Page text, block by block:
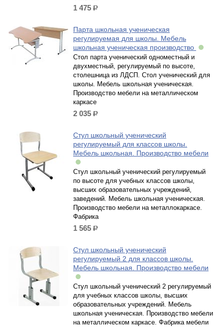
1 475 р.
Парта школьная ученическая
регулируемая для школы. Мебель
школьная ученическая производство
Стол парта ученический одноместный и
двухместный, регулируемый по высоте,
столешница из ЛДСП. Стол ученический для
школы. Мебель школьная ученическая.
Производство мебели на металлическом
каркасе
2 035 р.
Стул школьный ученический
регулируемый для классов школы.
Мебель школьная. Производство мебели
Стул школьный ученический регулируемый
по высоте для учебных классов школы,
высших образовательных учреждений,
заведений. Мебель школьная ученическая.
Производство мебели на металлокаркасе.
Фабрика
1 565 р.
Стул школьный ученический
регулируемый 2 для классов школы.
Мебель школьная. Производство мебели
Стул школьный ученический 2 регулируемый
для учебных классов школы, высших
образовательных учреждений. Мебель
школьная ученическая. Производство мебели
на металлическом каркасе. Фабрика мебели